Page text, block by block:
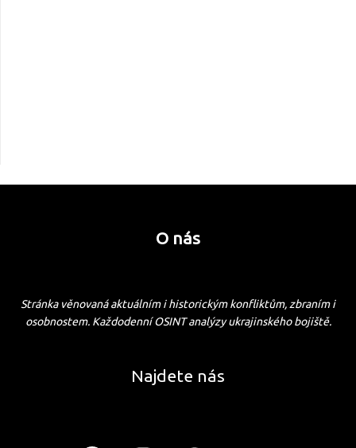
O nás
Stránka věnovaná aktuálním i historickým konfliktům, zbraním i
osobnostem. Každodenní OSINT analýzy ukrajinského bojiště.
Najdete nás